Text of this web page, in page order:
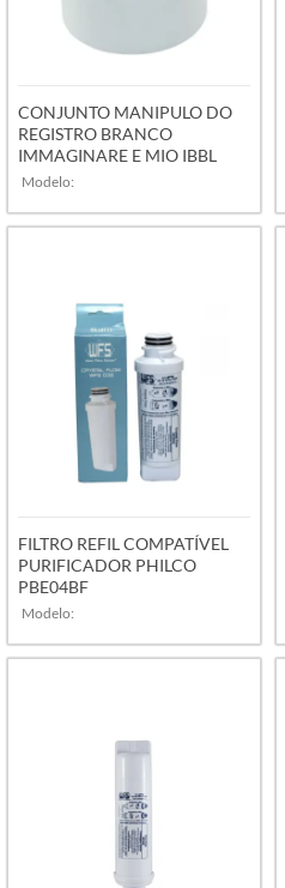
CONJUNTO MANIPULO DO
REGISTRO BRANCO
IMMAGINARE E MIO IBBL
Modelo:
VER MAIS
FILTRO REFIL COMPATÍVEL
PURIFICADOR PHILCO
PBE04BF
Modelo: